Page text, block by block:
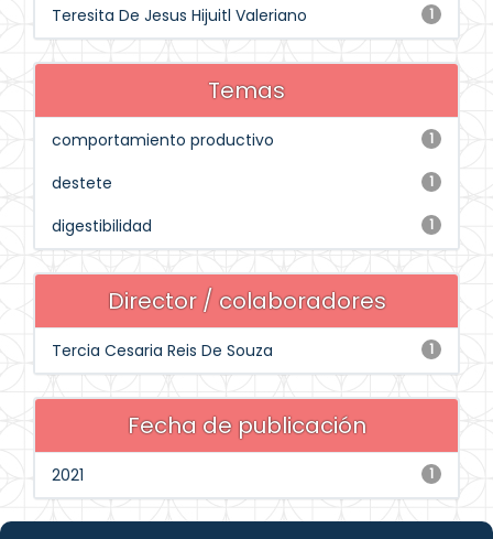
1
Teresita De Jesus Hijuitl Valeriano
Temas
1
comportamiento productivo
1
destete
1
digestibilidad
Director / colaboradores
1
Tercia Cesaria Reis De Souza
Fecha de publicación
1
2021